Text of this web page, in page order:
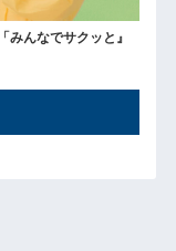
みんなでサクッと』